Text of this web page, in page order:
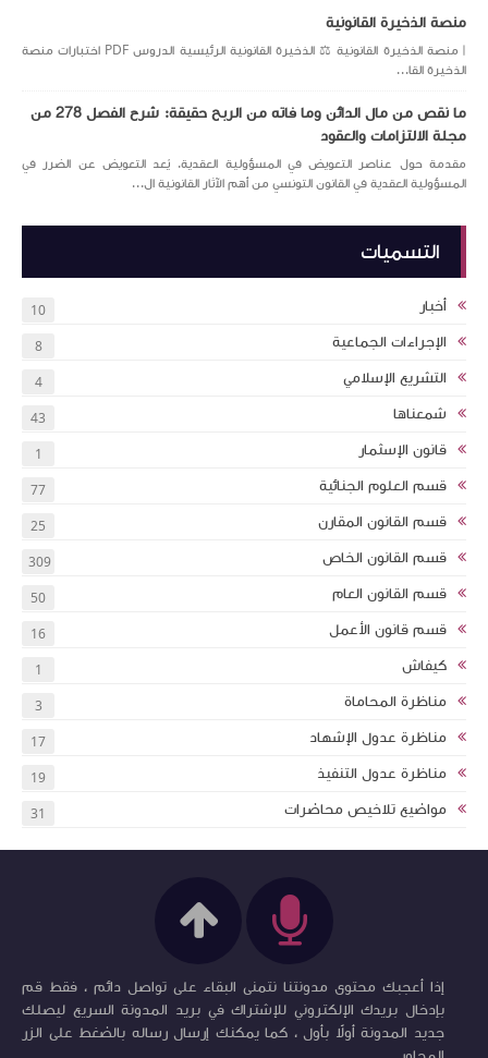
منصة الذخيرة القانونية
| منصة الذخيرة القانونية ⚖️ الذخيرة القانونية الرئيسية الدروس PDF اختبارات منصة
الذخيرة القا...
ما نقص من مال الدائن وما فاته من الربح حقيقة: شرح الفصل 278 من
مجلة الالتزامات والعقود
مقدمة حول عناصر التعويض في المسؤولية العقدية. يُعد التعويض عن الضرر في
المسؤولية العقدية في القانون التونسي من أهم الآثار القانونية ال...
التسميات
أخبار 10
الإجراءات الجماعية 8
التشريع الإسلامي 4
شمعناها 43
قانون الإسثمار 1
قسم العلوم الجنائية 77
قسم القانون المقارن 25
قسم القانون الخاص 309
قسم القانون العام 50
قسم قانون الأعمل 16
كيفاش 1
مناظرة المحاماة 3
مناظرة عدول الإشهاد 17
مناظرة عدول التنفيذ 19
مواضيع تلاخيص محاضرات 31
إذا أعجبك محتوى مدونتنا نتمنى البقاء على تواصل دائم ، فقط قم
بإدخال بريدك الإلكتروني للإشتراك في بريد المدونة السريع ليصلك
جديد المدونة أولاً بأول ، كما يمكنك إرسال رساله بالضغط على الزر